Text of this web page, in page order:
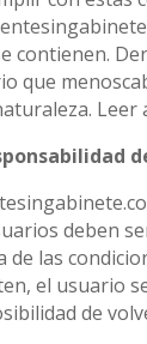
contienen.
que
Leer
deben
de las
el usuario
de